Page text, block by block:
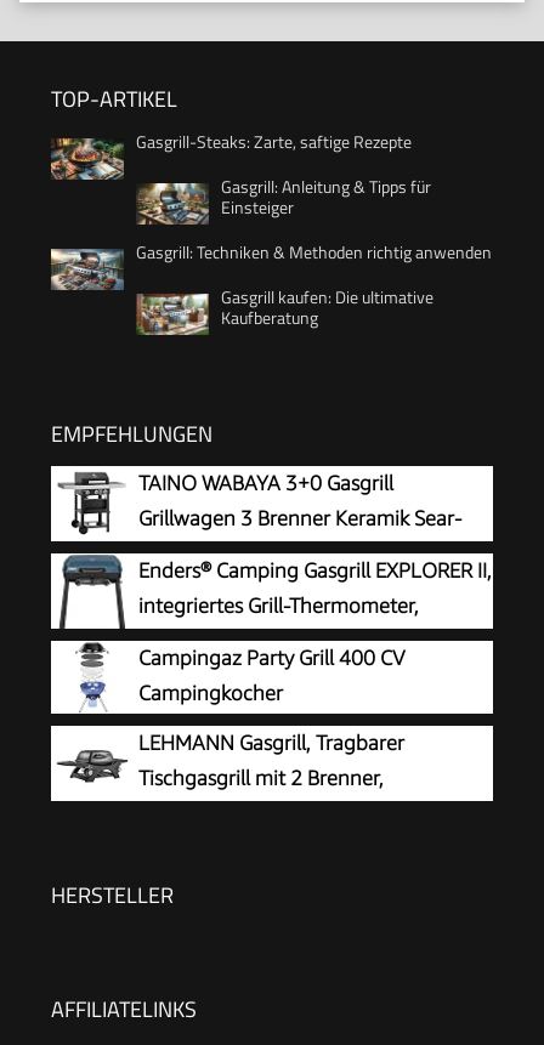
TOP-ARTIKEL
Gasgrill-Steaks: Zarte, saftige Rezepte
Gasgrill: Anleitung & Tipps für
Einsteiger
Gasgrill: Techniken & Methoden richtig anwenden
Gasgrill kaufen: Die ultimative
Kaufberatung
EMPFEHLUNGEN
TAINO WABAYA 3+0 Gasgrill
Grillwagen 3 Brenner Keramik Sear-
Burner Piezo-Zündung Thermometer
Warmhalterost Schwarz Matt
Enders® Camping Gasgrill EXPLORER II,
integriertes Grill-Thermometer,
Grillen-, Kochen-, Backen Funktion, 2
Brenner Edelstahl, kleiner Balkon-Picknick-Grill -
Stahl-Grillwanne, #2104
Campingaz Party Grill 400 CV
Campingkocher
LEHMANN Gasgrill, Tragbarer
Tischgasgrill mit 2 Brenner,
Grillfläche, Tischgrill für Outdoor BBQ, Balkon- &
HERSTELLER
AFFILIATELINKS